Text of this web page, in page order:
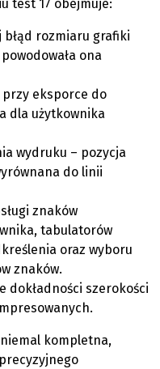
test 17 obejmuje:
błąd rozmiaru grafiki
ona
przy eksporce do
dla użytkownika
wydruku – pozycja
do linii
znaków
tabulatorów
oraz wyboru
znaków.
dokładności szerokości
kompletna,